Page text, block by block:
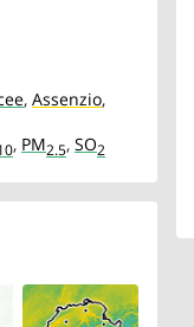
, Assenzio,
, PM2.5, SO2